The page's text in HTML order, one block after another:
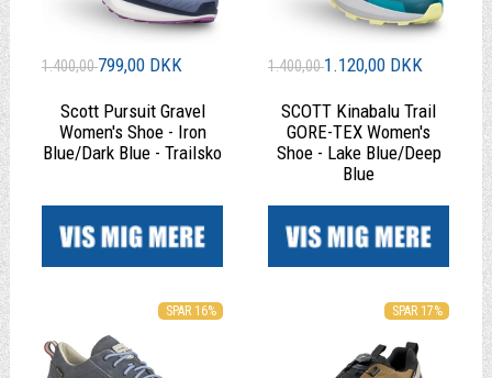
1.400,00799,00 DKK
Scott Pursuit Gravel
Women's Shoe - Iron
Blue/Dark Blue - Trailsko
1.400,001.120,00 DKK
SCOTT Kinabalu Trail
GORE-TEX Women's
Shoe - Lake Blue/Deep
Blue
SPAR 16% SPAR 17%